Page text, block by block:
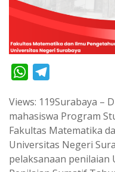
W
a
t
A
l
e
r
Views: 119Surabaya –
mahasiswa Program
Fakultas Matematika
Universitas Negeri
pelaksanaan penilaian